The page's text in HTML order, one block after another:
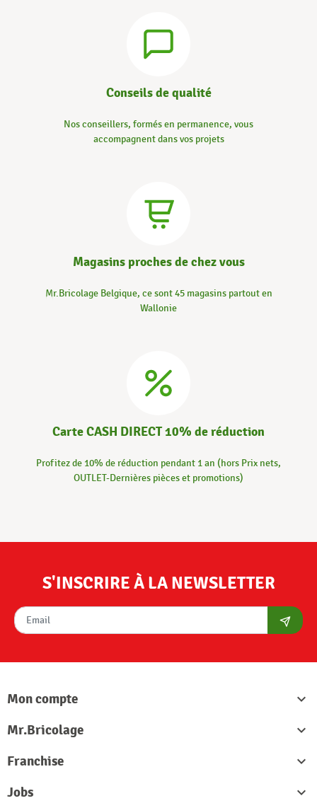
Conseils de qualité
Nos conseillers, formés en permanence, vous
accompagnent dans vos projets
Magasins proches de chez vous
Mr.Bricolage Belgique, ce sont 45 magasins partout en
Wallonie
Carte CASH DIRECT 10% de réduction
Profitez de 10% de réduction pendant 1 an (hors Prix nets,
OUTLET-Dernières pièces et promotions)
S'INSCRIRE À LA NEWSLETTER
Mon compte

Mr.Bricolage

Franchise

Jobs
